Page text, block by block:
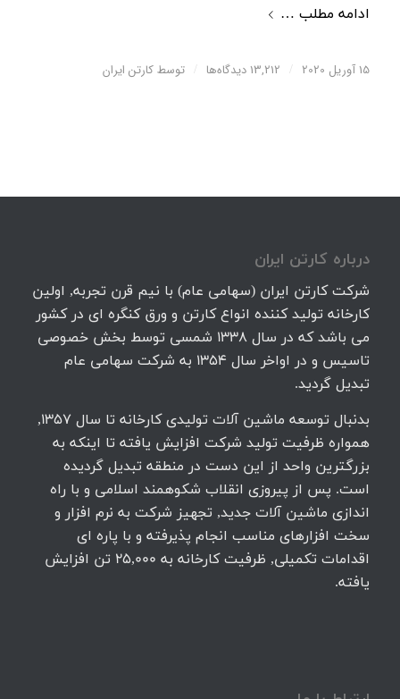
ادامه مطلب …
15 آوریل 2020 13,212 دیدگاه‌ها توسطکارتن ایران
درباره كارتن ايران
شرکت کارتن ایران (سهامی عام) با نیم قرن تجربه, اولین
کارخانه تولید کننده انواع کارتن و ورق کنگره ای در کشور
می باشد که در سال 1338 شمسی توسط بخش خصوصی
تاسیس و در اواخر سال 1354 به شرکت سهامی عام
تبدیل گردید.
بدنبال توسعه ماشین آلات تولیدی کارخانه تا سال 1357,
همواره ظرفیت تولید شرکت افزایش یافته تا اینکه به
بزرگترین واحد از این دست در منطقه تبدیل گردیده
است. پس از پیروزی انقلاب شکوهمند اسلامی و با راه
اندازی ماشین آلات جدید, تجهیز شرکت به نرم افزار و
سخت افزارهای مناسب انجام پذیرفته و با پاره ای
اقدامات تکمیلی, ظرفیت کارخانه به 25,000 تن افزایش
یافته.